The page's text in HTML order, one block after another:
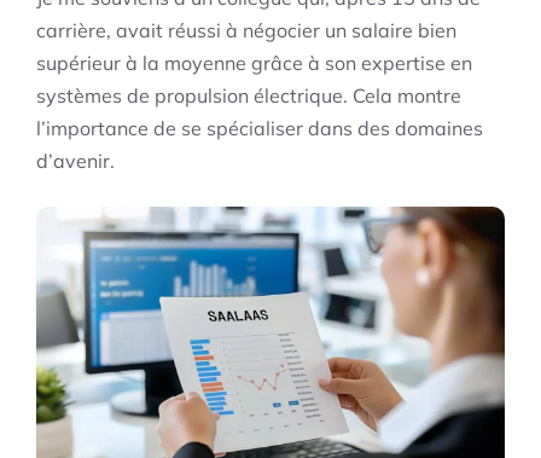
carrière, avait réussi à négocier un salaire bien
supérieur à la moyenne grâce à son expertise en
systèmes de propulsion électrique. Cela montre
l’importance de se spécialiser dans des domaines
d’avenir.